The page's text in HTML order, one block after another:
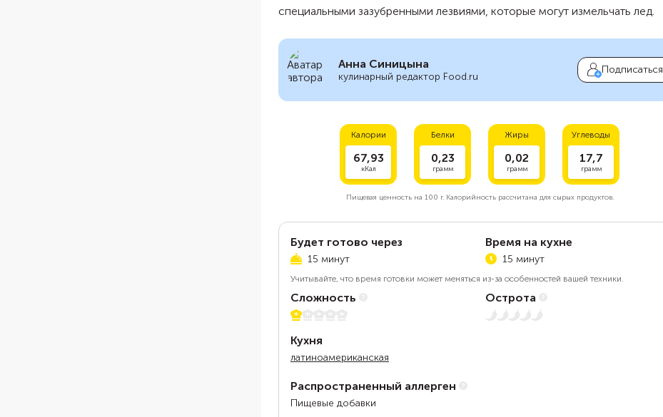
специальными зазубренными лезвиями, которые могут измельчать лед.
Анна Синицына
кулинарный редактор Food.ru
Подписаться
Калории
67,93
кКал
Белки
0,23
грамм
Жиры
0,02
грамм
Углеводы
17,7
грамм
Пищевая ценность на 100 г.Калорийность рассчитана для сырых продуктов.
Будет готово через
15 минут
Время на кухне
15 минут
Учитывайте, что время готовки может меняться из-за особенностей вашей техники.
Сложность
1 из 5
Острота
Нет остроты
Кухня
латиноамериканская
Распространенный аллерген
Пищевые добавки